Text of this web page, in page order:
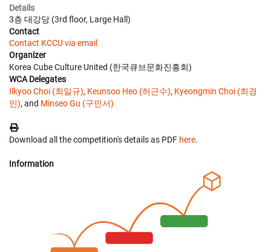
Details
3층 대강당 (3rd floor, Large Hall)
Contact
Contact KCCU via email
Organizer
Korea Cube Culture United (한국큐브문화진흥회)
WCA Delegates
Ilkyoo Choi (최일규), Keunsoo Heo (허근수), Kyeongmin Choi (최경
민), and Minseo Gu (구민서)
Download all the competition's details as PDF here.
Information